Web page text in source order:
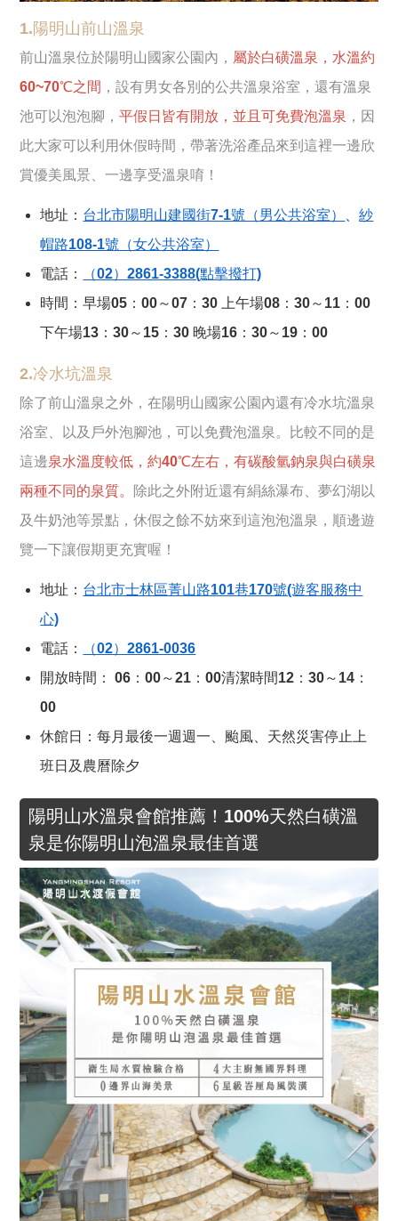
1.陽明山前山溫泉
前山溫泉位於陽明山國家公園內， 屬於白磺溫泉，水溫約
60~70℃之間 ，設有男女各別的公共溫泉浴室，還有溫泉
池可以泡泡腳，平假日皆有開放，並且可免費泡溫泉 ，因
此大家可以利用休假時間，帶著洗浴產品來到這裡一邊欣
賞優美風景、一邊享受溫泉唷！
地址： 台北市陽明山建國街7-1號（男公共浴室） 、紗
帽路108-1號（女公共浴室）
電話：
（02）2861-3388(點擊撥打)
時間：早場05：00～07：30 上午場08：30～11：00
下午場13：30～15：30 晚場16：30～19：00
2.冷水坑溫泉
除了前山溫泉之外，在陽明山國家公園內還有冷水坑溫泉
浴室、以及戶外泡腳池，可以免費泡溫泉。比較不同的是
這邊泉水溫度較低，約40℃左右，有碳酸氫鈉泉與白磺泉
兩種不同的泉質。 除此之外附近還有絹絲瀑布、夢幻湖以
及牛奶池等景點，休假之餘不妨來到這泡泡溫泉，順邊遊
覽一下讓假期更充實喔！
地址： 台北市士林區菁山路101巷170號(遊客服務中
心)
電話：
（02）2861-0036
開放時間： 06：00～21：00清潔時間12：30～14：
00
休館日：每月最後一週週一、颱風、天然災害停止上
班日及農曆除夕
陽明山水溫泉會館推薦！100%天然白磺溫
泉是你陽明山泡溫泉最佳首選